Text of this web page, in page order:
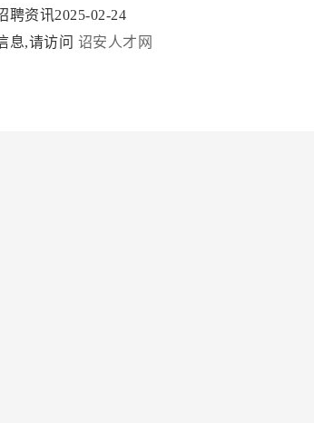
聘资讯2025-02-24
息,请访问 诏安人才网